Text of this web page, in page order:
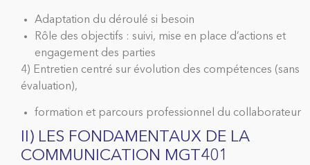
Adaptation du déroulé si besoin
Rôle des objectifs : suivi, mise en place d’actions et
engagement des parties
4) Entretien centré sur évolution des compétences (sans
évaluation),
formation et parcours professionnel du collaborateur
II) LES FONDAMENTAUX DE LA
COMMUNICATION MGT401